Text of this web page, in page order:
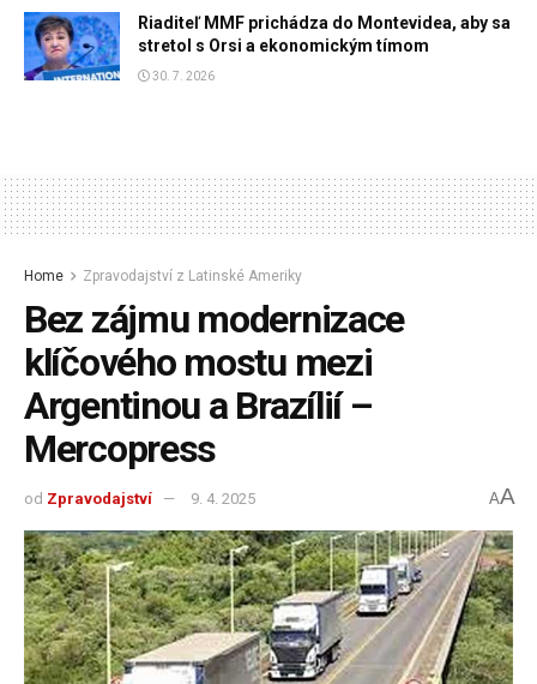
Riaditeľ MMF prichádza do Montevidea, aby sa
stretol s Orsi a ekonomickým tímom
30. 7. 2026
Home Zpravodajství z Latinské Ameriky
Bez zájmu modernizace
klíčového mostu mezi
Argentinou a Brazílií –
Mercopress
od Zpravodajství 9. 4. 2025 AA